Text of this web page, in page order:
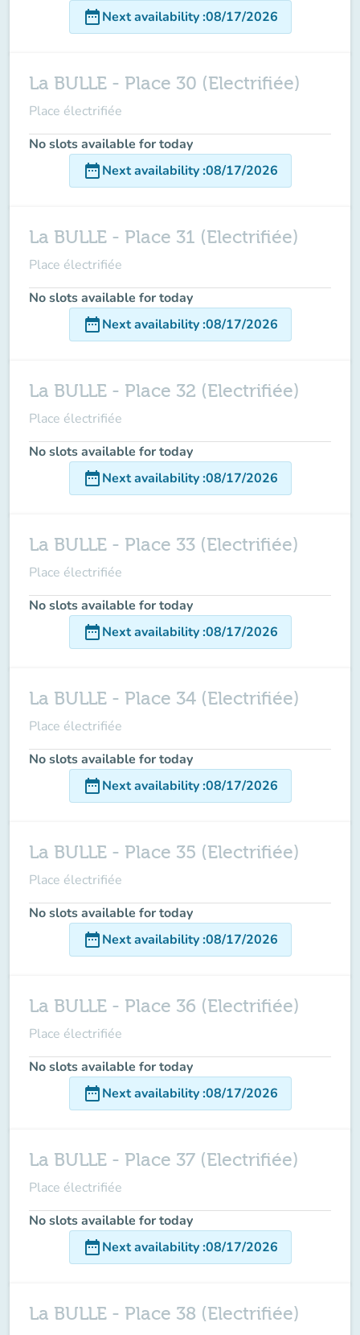
date_rangeNext availability:08/17/2026
La BULLE - Place 30 (Electrifiée)
Place électrifiée
No slots available for today
date_rangeNext availability:08/17/2026
La BULLE - Place 31 (Electrifiée)
Place électrifiée
No slots available for today
date_rangeNext availability:08/17/2026
La BULLE - Place 32 (Electrifiée)
Place électrifiée
No slots available for today
date_rangeNext availability:08/17/2026
La BULLE - Place 33 (Electrifiée)
Place électrifiée
No slots available for today
date_rangeNext availability:08/17/2026
La BULLE - Place 34 (Electrifiée)
Place électrifiée
No slots available for today
date_rangeNext availability:08/17/2026
La BULLE - Place 35 (Electrifiée)
Place électrifiée
No slots available for today
date_rangeNext availability:08/17/2026
La BULLE - Place 36 (Electrifiée)
Place électrifiée
No slots available for today
date_rangeNext availability:08/17/2026
La BULLE - Place 37 (Electrifiée)
Place électrifiée
No slots available for today
date_rangeNext availability:08/17/2026
La BULLE - Place 38 (Electrifiée)